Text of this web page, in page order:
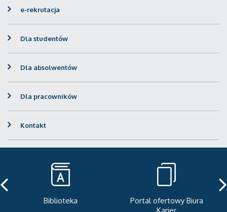
e-rekrutacja
Dla studentów
Dla absolwentów
Dla pracowników
Kontakt
Portal ofertowy Biura
Newsletter